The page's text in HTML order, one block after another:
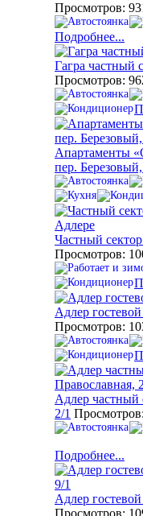
Просмотров:
Подробнее...
Гагра частный
Просмотров:
Апартаменты
пер.
Частный
Просмотров:
Адлер
Просмотров:
Адлер частный
2/1
Подробнее...
Адлер